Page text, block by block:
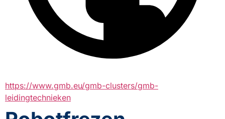
https://www.gmb.eu/gmb-clusters/gmb-
leidingtechnieken